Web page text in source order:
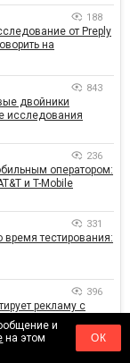
188
от Preply
на
843
двойники
исследования
236
оператором:
и T-Mobile
331
тестирования:
396
рекламу с
и
на этом
ОК